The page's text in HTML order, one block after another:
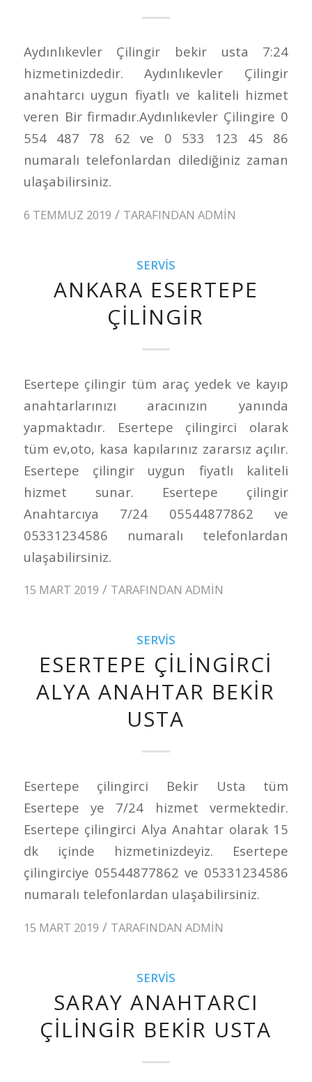
Aydınlıkevler Çilingir bekir usta 7:24
hizmetinizdedir. Aydınlıkevler Çilingir
anahtarcı uygun fiyatlı ve kaliteli hizmet
veren Bir firmadır.Aydınlıkevler Çilingire 0
554 487 78 62 ve 0 533 123 45 86
numaralı telefonlardan dilediğiniz zaman
ulaşabilirsiniz.
6 TEMMUZ 2019 / TARAFINDAN ADMIN
SERVIS
ANKARA ESERTEPE
ÇILINGIR
Esertepe çilingir tüm araç yedek ve kayıp
anahtarlarınızı aracınızın yanında
yapmaktadır. Esertepe çilingirci olarak
tüm ev,oto, kasa kapılarınız zararsız açılır.
Esertepe çilingir uygun fiyatlı kaliteli
hizmet sunar. Esertepe çilingir
Anahtarcıya 7/24 05544877862 ve
05331234586 numaralı telefonlardan
ulaşabilirsiniz.
15 MART 2019 / TARAFINDAN ADMIN
SERVIS
ESERTEPE ÇILINGIRCI
ALYA ANAHTAR BEKIR
USTA
Esertepe çilingirci Bekir Usta tüm
Esertepe ye 7/24 hizmet vermektedir.
Esertepe çilingirci Alya Anahtar olarak 15
dk içinde hizmetinizdeyiz. Esertepe
çilingirciye 05544877862 ve 05331234586
numaralı telefonlardan ulaşabilirsiniz.
15 MART 2019 / TARAFINDAN ADMIN
SERVIS
SARAY ANAHTARCI
ÇILINGIR BEKIR USTA